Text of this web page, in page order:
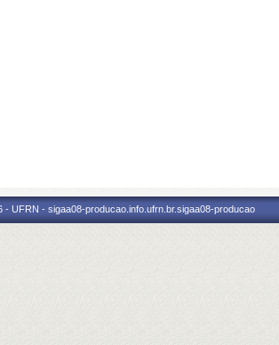
UFRN - sigaa08-producao.info.ufrn.br.sigaa08-producao